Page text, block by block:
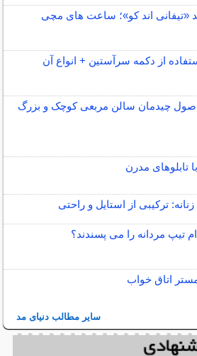
«تیفانی اند کو»؛ ساعت های مچی
از دکمه سرآستین + انواع آن
اصول چیدمان سالن مربعی کوچک و بزرگ
تابلوهای مدرن
ترکیبی از استایل و راحتی
تیپ مردانه را می پسندند؟
اتاق خواب
سایر مطالب دنیای مد